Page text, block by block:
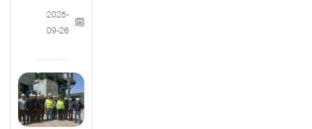
2025-
09-26